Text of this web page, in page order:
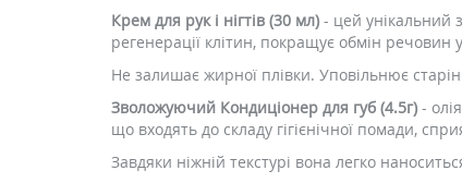
Крем для рук і нігтів (30 мл) - цей унікальний
регенерації клітин, покращує обмін речовин
Не залишає жирної плівки. Уповільнює
Зволожуючий Кондиціонер для губ (4.5г) -
що входять до складу гігієнічної помади,
Завдяки ніжній текстурі вона легко